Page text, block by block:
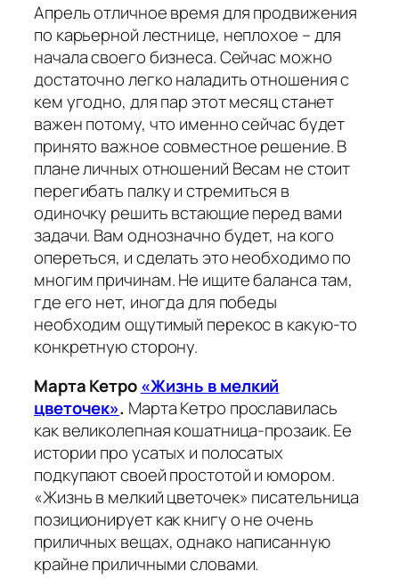
Апрель отличное время для продвижения
по карьерной лестнице, неплохое – для
начала своего бизнеса. Сейчас можно
достаточно легко наладить отношения с
кем угодно, для пар этот месяц станет
важен потому, что именно сейчас будет
принято важное совместное решение. В
плане личных отношений Весам не стоит
перегибать палку и стремиться в
одиночку решить встающие перед вами
задачи. Вам однозначно будет, на кого
опереться, и сделать это необходимо по
многим причинам. Не ищите баланса там,
где его нет, иногда для победы
необходим ощутимый перекос в какую-то
конкретную сторону.
Марта Кетро«Жизнь в мелкий
цветочек». Марта Кетро прославилась
как великолепная кошатница-прозаик. Ее
истории про усатых и полосатых
подкупают своей простотой и юмором.
«Жизнь в мелкий цветочек» писательница
позиционирует как книгу о не очень
приличных вещах, однако написанную
крайне приличными словами.